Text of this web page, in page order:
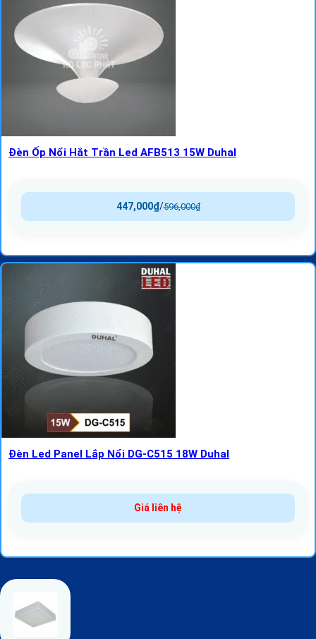
Đèn Ốp Nổi Hắt Trần Led AFB513 15W Duhal
596,000₫
/
447,000₫
Đèn Led Panel Lắp Nổi DG-C515 18W Duhal
Giá liên hệ